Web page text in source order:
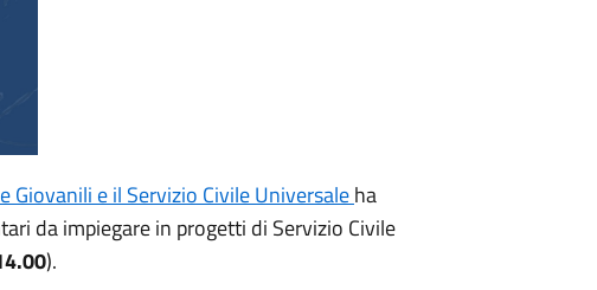
Giovanili e il Servizio Civile Universaleha
da impiegare in progetti di Servizio Civile
).